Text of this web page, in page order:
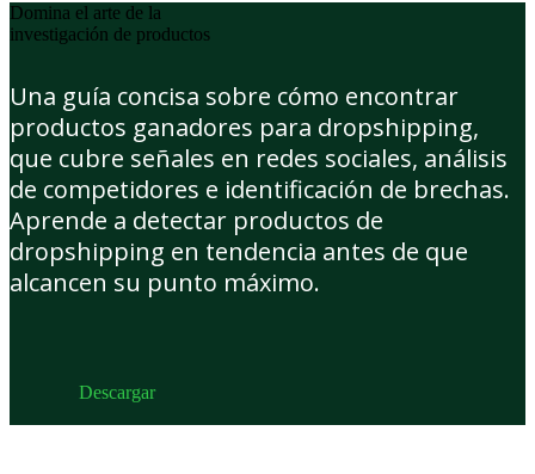
Domina el arte de la
investigación de productos
Una guía concisa sobre cómo encontrar
productos ganadores para dropshipping,
que cubre señales en redes sociales, análisis
de competidores e identificación de brechas.
Aprende a detectar productos de
dropshipping en tendencia antes de que
alcancen su punto máximo.
Descargar